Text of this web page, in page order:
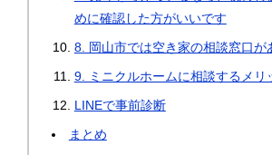
めに確認した方がいいです
8. 岡山市では空き家の相談窓口が
9. ミニクルホームに相談するメリ
LINEで事前診断
まとめ